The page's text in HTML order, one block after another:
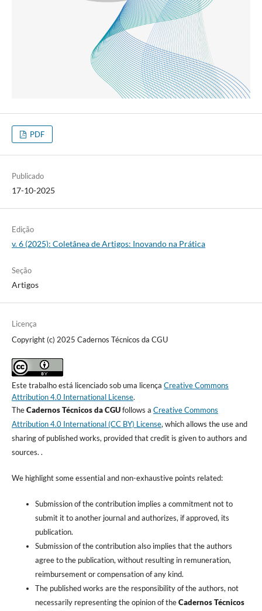
PDF
Publicado
17-10-2025
Edição
v. 6 (2025): Coletânea de Artigos: Inovando na Prática
Seção
Artigos
Licença
Copyright (c) 2025 Cadernos Técnicos da CGU
Este trabalho está licenciado sob uma licença Creative Commons
Attribution 4.0 International License.
TheCadernos Técnicos da CGUfollows a Creative Commons
Attribution 4.0 International (CC BY) License, which allows the use and
sharing of published works, provided that credit is given to authors and
sources. .
We highlight some essential and non-exhaustive points related:
Submission of the contribution implies a commitment not to
submit it to another journal and authorizes, if approved, its
publication.
Submission of the contribution also implies that the authors
agree to the publication, without resulting in remuneration,
reimbursement or compensation of any kind.
The published works are the responsibility of the authors, not
necessarily representing the opinion of theCadernos Técnicos